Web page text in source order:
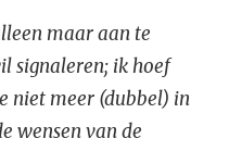
maar aan te
signaleren; ik hoef
niet meer (dubbel) in
wensen van de